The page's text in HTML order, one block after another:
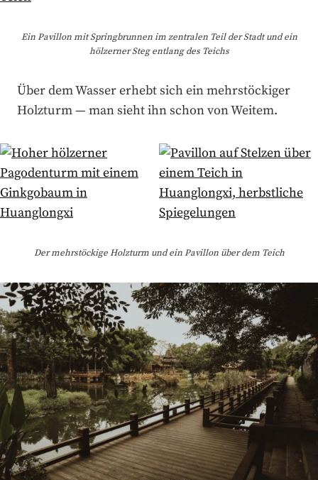
Ein Pavillon mit Springbrunnen im zentralen Teil der Stadt und ein
hölzerner Steg entlang des Teichs
Über dem Wasser erhebt sich ein mehrstöckiger
Holzturm — man sieht ihn schon von Weitem.
Der mehrstöckige Holzturm und ein Pavillon über dem Teich